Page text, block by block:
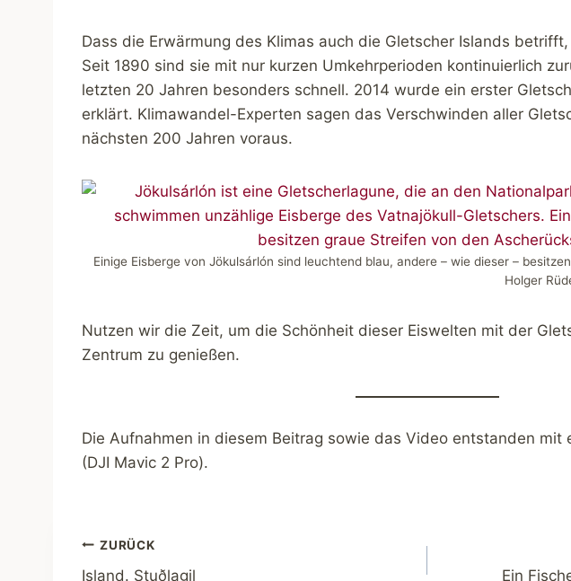
Dass die Erwärmung des Klimas auch die Gletscher Islands
Seit 1890 sind sie mit nur kurzen Umkehrperioden kontinuierlich
letzten 20 Jahren besonders schnell. 2014 wurde ein erster
erklärt. Klimawandel-Experten sagen das Verschwinden aller
nächsten 200 Jahren voraus.
Einige Eisberge von Jökulsárlón sind leuchtend blau, andere – wie dieser –
Holger
Nutzen wir die Zeit, um die Schönheit dieser Eiswelten mit der
Zentrum zu genießen.
Die Aufnahmen in diesem Beitrag sowie das Video entstanden mit
(DJI Mavic 2 Pro).
Beitragsnavigation
ZURÜCK
Island. Stuðlagil Ein